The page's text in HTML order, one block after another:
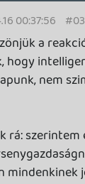
szerintük nem
s ezért nem is
itt a
rendszer
dolog jön le ebből a
featureivel
workshop), ez